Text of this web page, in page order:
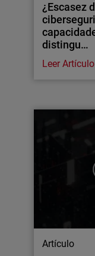
¿Escasez
distingu…
Leer Artículo
Artículo